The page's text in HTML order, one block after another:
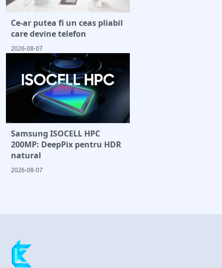
Ce-ar putea fi un ceas pliabil
care devine telefon
2026-08-07
Samsung ISOCELL HPC
200MP: DeepPix pentru HDR
natural
2026-08-07